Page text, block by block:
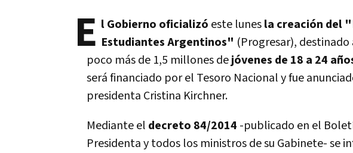
E l Gobierno oficializó este lunesla creación del
Estudiantes Argentinos" (Progresar),
poco más de 1,5 millones dejóvenes de 18 a 24
será financiado por el Tesoro Nacional y fue
presidenta Cristina Kirchner.
Mediante el decreto 84/2014 -publicado en el
Presidenta y todos los ministros de su Gabinete- se